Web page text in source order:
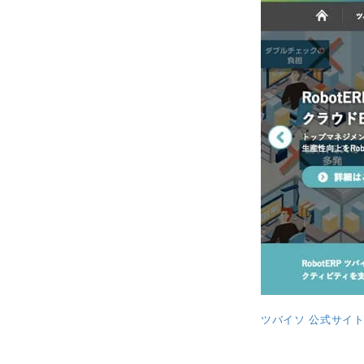
ツバイソ 公式サイト